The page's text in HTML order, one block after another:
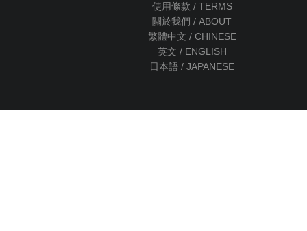
使用條款 / TERMS
關於我們 / ABOUT
繁體中文 / CHINESE
英文 / ENGLISH
日本語 / JAPANESE